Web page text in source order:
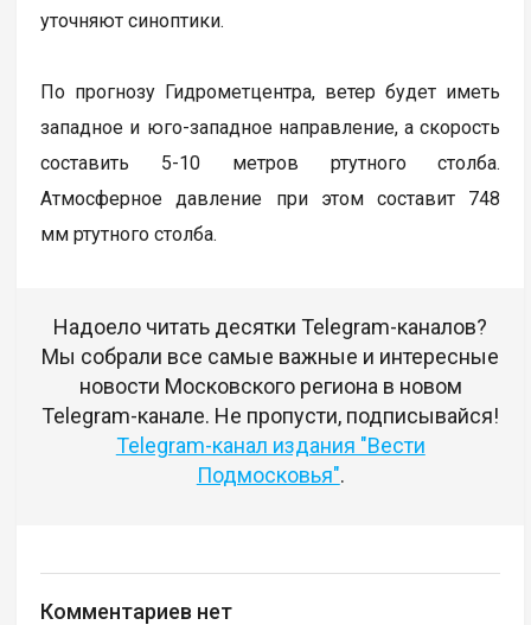
уточняют синоптики.
По прогнозу Гидрометцентра, ветер будет иметь
западное и юго-западное направление, а скорость
составить 5-10 метров ртутного столба.
Атмосферное давление при этом составит 748
мм ртутного столба.
Надоело читать десятки Telegram-каналов?
Мы собрали все самые важные и интересные
новости Московского региона в новом
Telegram-канале. Не пропусти, подписывайся!
Telegram-канал издания "Вести
Подмосковья".
Комментариев нет